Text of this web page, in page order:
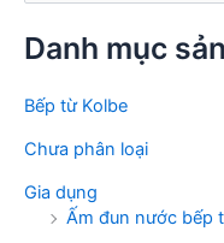
k
i
m
Danh mục
Bếp từ Kolbe
Chưa phân loại
Gia dụng
Ấm đun nước bếp